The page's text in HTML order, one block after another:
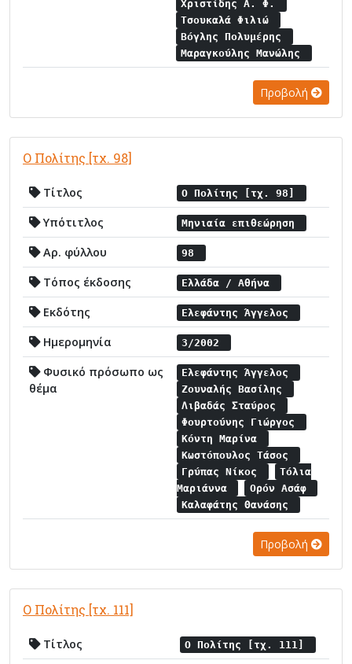
Χριστίδης Α. Φ.
Τσουκαλά Φιλιώ
Βόγλης Πολυμέρης
Μαραγκούλης Μανώλης
Προβολή
Ο Πολίτης [τχ. 98]
Τίτλος Ο Πολίτης [τχ. 98]
Υπότιτλος Μηνιαία επιθεώρηση
Αρ. φύλλου 98
Τόπος έκδοσης Ελλάδα / Αθήνα
Εκδότης Ελεφάντης Άγγελος
Ημερομηνία 3/2002
Φυσικό πρόσωπο ως
θέμα
Ελεφάντης Άγγελος
Ζουναλής Βασίλης
Λιβαδάς Σταύρος
Φουρτούνης Γιώργος
Κόντη Μαρίνα
Κωστόπουλος Τάσος
Γρύπας Νίκος
Τόλια
Μαριάννα
Ορόν Ασάφ
Καλαφάτης Θανάσης
Προβολή
Ο Πολίτης [τχ. 111]
Τίτλος Ο Πολίτης [τχ. 111]